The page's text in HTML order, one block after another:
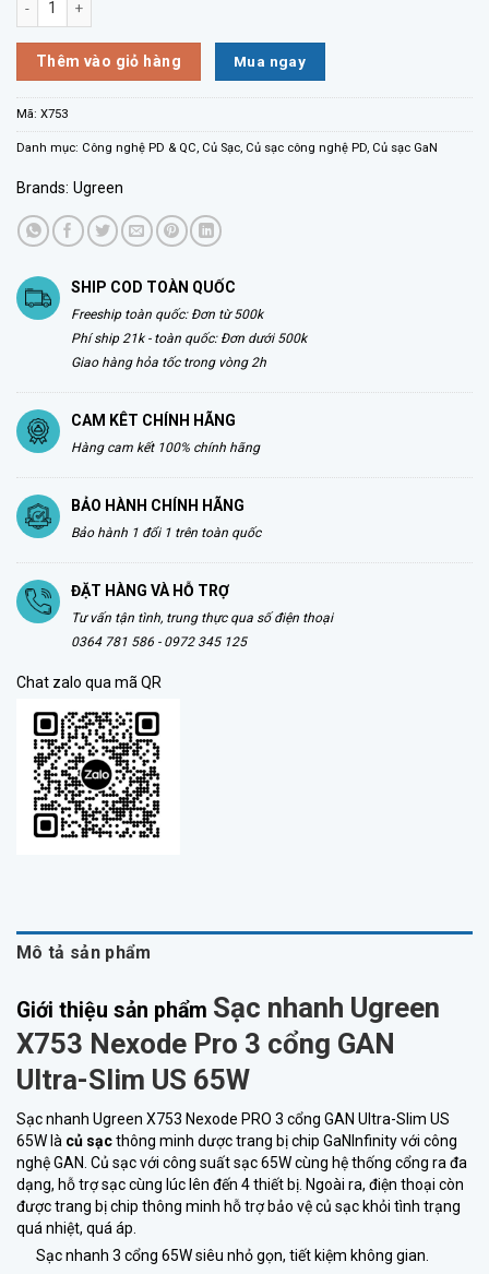
Thêm vào giỏ hàng Mua ngay
Mã: X753
Danh mục: Công nghệ PD & QC, Củ Sạc, Củ sạc công nghệ PD, Củ sạc GaN
Brands: Ugreen
SHIP COD TOÀN QUỐC
Freeship toàn quốc: Đơn từ 500k
Phí ship 21k - toàn quốc: Đơn dưới 500k
Giao hàng hỏa tốc trong vòng 2h
CAM KÊT CHÍNH HÃNG
Hàng cam kết 100% chính hãng
BẢO HÀNH CHÍNH HÃNG
Bảo hành 1 đổi 1 trên toàn quốc
ĐẶT HÀNG VÀ HỖ TRỢ
Tư vấn tận tình, trung thực qua số điện thoại
0364 781 586 - 0972 345 125
Chat zalo qua mã QR
Mô tả sản phẩm
Giới thiệu sản phẩm Sạc nhanh Ugreen
X753 Nexode Pro 3 cổng GAN
Ultra-Slim US 65W
Sạc nhanh Ugreen X753 Nexode PRO 3 cổng GAN Ultra-Slim US
65W là củ sạcthông minh dược trang bị chip GaNInfinity với công
nghệ GAN. Củ sạc với công suất sạc 65W cùng hệ thống cổng ra đa
dạng, hỗ trợ sạc cùng lúc lên đến 4 thiết bị. Ngoài ra, điện thoại còn
được trang bị chip thông minh hỗ trợ bảo vệ củ sạc khỏi tình trạng
quá nhiệt, quá áp.
Sạc nhanh 3 cổng 65W siêu nhỏ gọn, tiết kiệm không gian.